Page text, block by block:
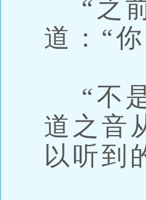
“之前
道：“
“不是
道之音
以听到